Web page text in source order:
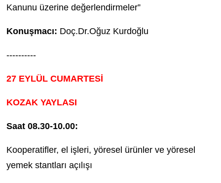
Kanunu üzerine değerlendirmeler”
Konuşmacı: Doç.Dr.Oğuz Kurdoğlu
----------
27 EYLÜL CUMARTESİ
KOZAK YAYLASI
Saat 08.30-10.00:
Kooperatifler, el işleri, yöresel ürünler ve yöresel
yemek stantları açılışı